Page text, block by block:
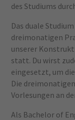
des Studiums
Das duale
dreimonatigen
unserer
statt. Du wirst
eingesetzt, um
Die
Vorlesungen an
Als Bachelor of